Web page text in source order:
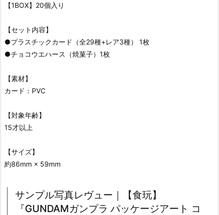
【1BOX】20個入り
【セット内容】
●プラスチックカード（全29種+レア3種） 1枚
●チョコウエハース（焼菓子）1枚
【素材】
カード：PVC
【対象年齢】
15才以上
【サイズ】
約86mm × 59mm
サンプル写真レヴュー｜【食玩】
『GUNDAMガンプラ パッケージアート コ